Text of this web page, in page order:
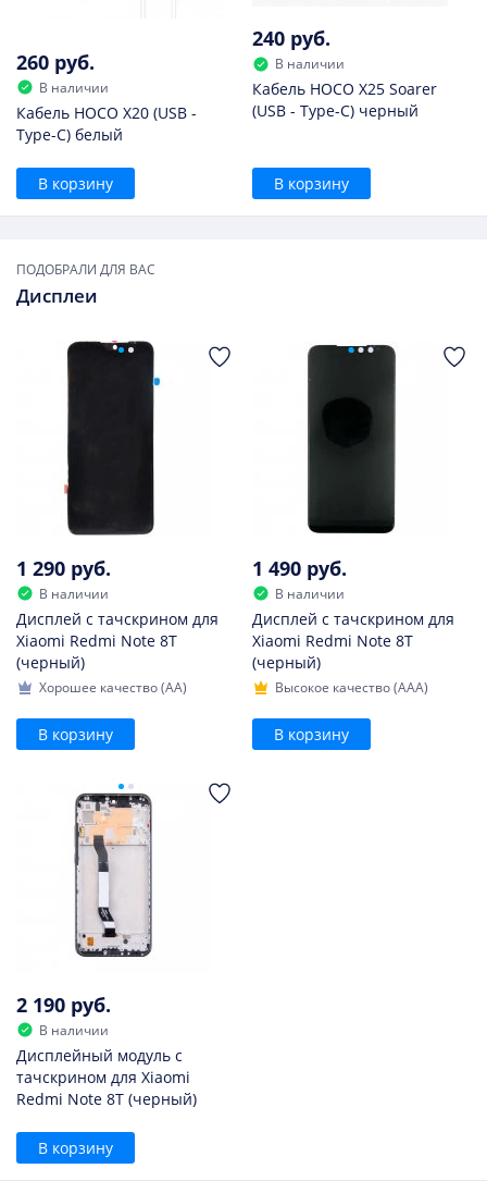
260 руб.
В наличии
Кабель HOCO X20 (USB -
Type-C) белый
В корзину
240 руб.
В наличии
Кабель HOCO X25 Soarer
(USB - Type-C) черный
В корзину
ПОДОБРАЛИ ДЛЯ ВАС
Дисплеи
1 290 руб.
В наличии
Дисплей с тачскрином для
Xiaomi Redmi Note 8T
(черный)
Хорошее качество (AA)
В корзину
1 490 руб.
В наличии
Дисплей с тачскрином для
Xiaomi Redmi Note 8T
(черный)
Высокое качество (AAA)
В корзину
2 190 руб.
В наличии
Дисплейный модуль с
тачскрином для Xiaomi
Redmi Note 8T (черный)
В корзину